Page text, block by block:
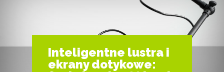
Inteligentne lustra i
ekrany dotykowe: